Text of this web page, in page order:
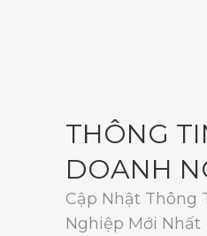
THÔNG
DOANH
Cập Nhật Thông
Nghiệp Mới Nhất